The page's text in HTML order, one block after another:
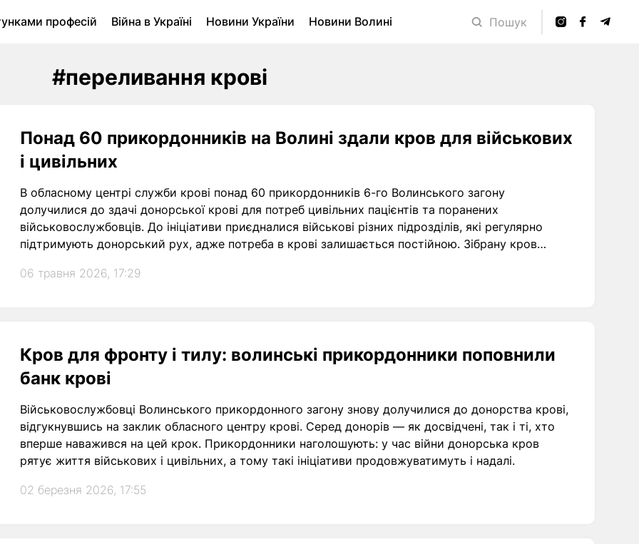
професій Війна в Україні Новини України
Новини Волині
Пошук
#переливання крові
Понад 60 прикордонників на Волині здали кров для військових
і цивільних
В обласному центрі служби крові понад 60 прикордонників 6-го Волинського загону
долучилися до здачі донорської крові для потреб цивільних пацієнтів та поранених
військовослужбовців. До ініціативи приєдналися військові різних підрозділів, які регулярно
підтримують донорський рух, адже потреба в крові залишається постійною. Зібрану кров
06 травня 2026, 17:29
Кров для фронту і тилу: волинські прикордонники поповнили
банк крові
Військовослужбовці Волинського прикордонного загону знову долучилися до донорства крові,
відгукнувшись на заклик обласного центру крові. Серед донорів — як досвідчені, так і ті, хто
вперше наважився на цей крок. Прикордонники наголошують: у час війни донорська кров
рятує життя військових і цивільних, а тому такі ініціативи продовжуватимуть і надалі.
02 березня 2026, 17:55